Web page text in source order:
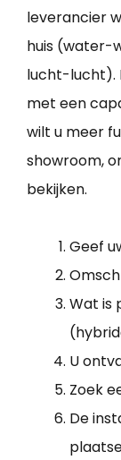
leverancier
huis (water-
lucht-lucht).
met een
wilt u meer
showroom,
bekijken.
Geef
Wat is
U
Zoek
De